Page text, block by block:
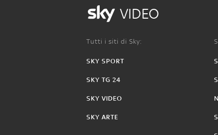
VIDEO
Tutti i siti di Sky:
SKY SPORT
SKY TG 24
SKY VIDEO
SKY ARTE